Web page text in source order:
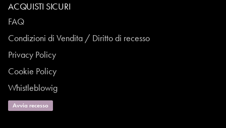
ACQUISTI SICURI
FAQ
Condizioni di Vendita / Diritto di recesso
Privacy Policy
Cookie Policy
Whistleblowig
Avvia recesso